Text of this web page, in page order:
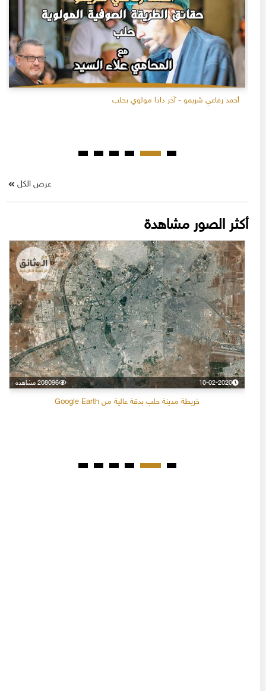
أحمد رفاعي شريمو - آخر دادا مولوي بحلب
عرض الكل
أكثر الصور مشاهدة
10-02-2020 208096 مشاهدة
خريطة مدينة حلب بدقة عالية من Google Earth